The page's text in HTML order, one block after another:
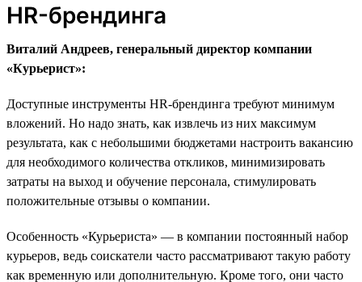
HR-брендинга
Виталий Андреев, генеральный директор компании
«Курьерист»:
Доступные инструменты HR-брендинга требуют минимум
вложений. Но надо знать, как извлечь из них максимум
результата, как с небольшими бюджетами настроить вакансию
для необходимого количества откликов, минимизировать
затраты на выход и обучение персонала, стимулировать
положительные отзывы о компании.
Особенность «Курьериста» — в компании постоянный набор
курьеров, ведь соискатели часто рассматривают такую работу
как временную или дополнительную. Кроме того, они часто